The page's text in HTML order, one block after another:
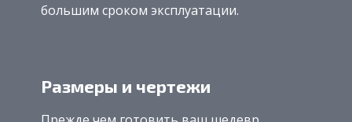
большим сроком эксплуатации.
Размеры и чертежи